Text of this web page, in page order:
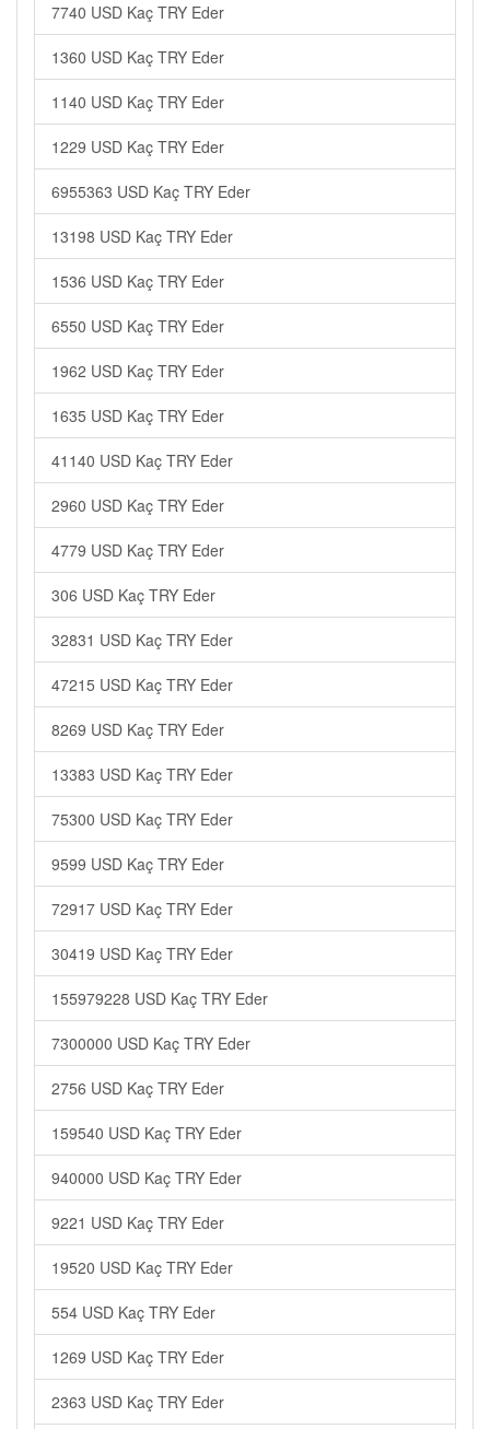
7740 USD Kaç TRY Eder
1360 USD Kaç TRY Eder
1140 USD Kaç TRY Eder
1229 USD Kaç TRY Eder
6955363 USD Kaç TRY Eder
13198 USD Kaç TRY Eder
1536 USD Kaç TRY Eder
6550 USD Kaç TRY Eder
1962 USD Kaç TRY Eder
1635 USD Kaç TRY Eder
41140 USD Kaç TRY Eder
2960 USD Kaç TRY Eder
4779 USD Kaç TRY Eder
306 USD Kaç TRY Eder
32831 USD Kaç TRY Eder
47215 USD Kaç TRY Eder
8269 USD Kaç TRY Eder
13383 USD Kaç TRY Eder
75300 USD Kaç TRY Eder
9599 USD Kaç TRY Eder
72917 USD Kaç TRY Eder
30419 USD Kaç TRY Eder
155979228 USD Kaç TRY Eder
7300000 USD Kaç TRY Eder
2756 USD Kaç TRY Eder
159540 USD Kaç TRY Eder
940000 USD Kaç TRY Eder
9221 USD Kaç TRY Eder
19520 USD Kaç TRY Eder
554 USD Kaç TRY Eder
1269 USD Kaç TRY Eder
2363 USD Kaç TRY Eder